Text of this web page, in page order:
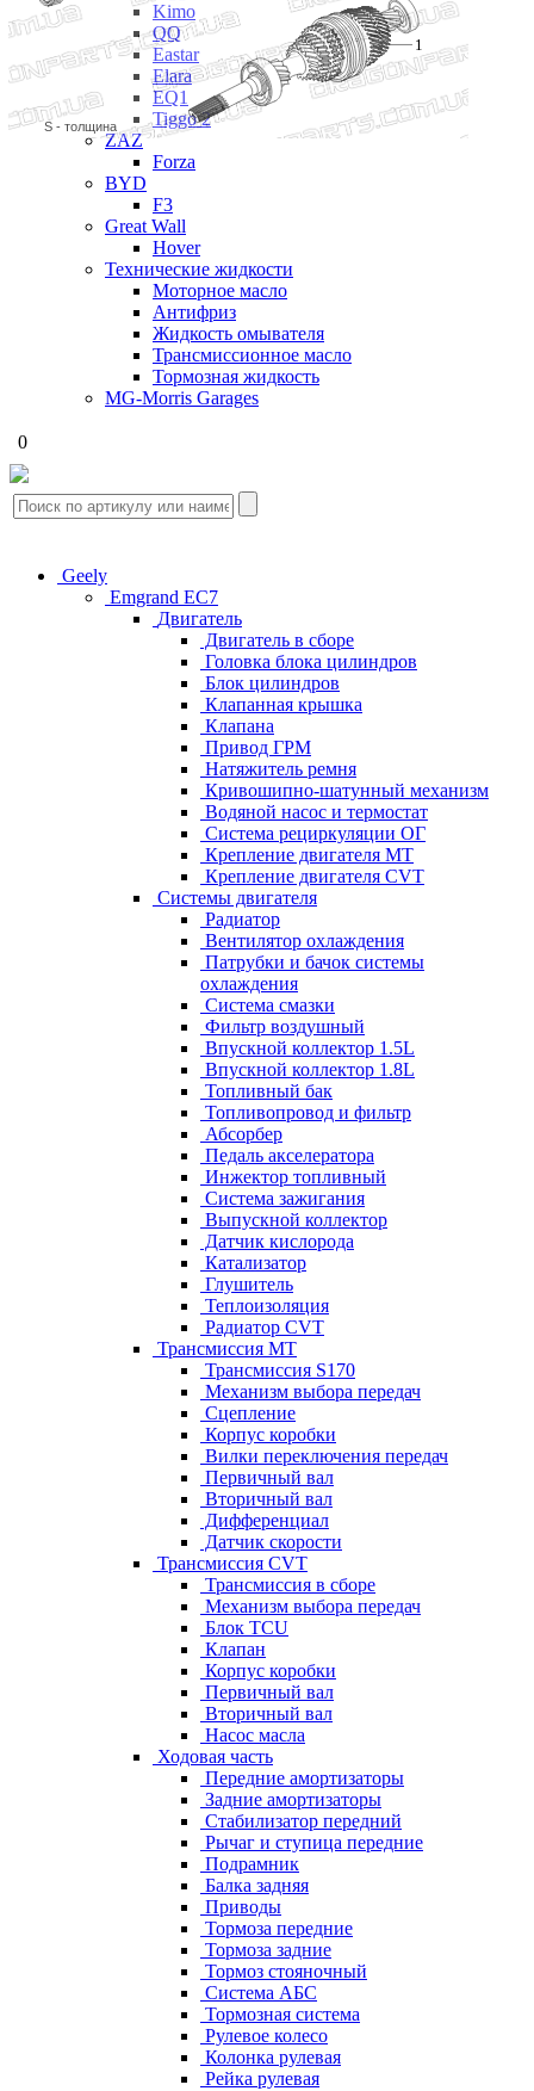
Kimo
QQ
Eastar
Elara
EQ1
Tiggo 2
ZAZ
Forza
BYD
F3
Great Wall
Hover
Технические жидкости
Моторное масло
Антифриз
Жидкость омывателя
Трансмиссионное масло
Тормозная жидкость
MG-Morris Garages
0
Geely
Emgrand EC7
Двигатель
Двигатель в сборе
Головка блока цилиндров
Блок цилиндров
Клапанная крышка
Клапана
Привод ГРМ
Натяжитель ремня
Кривошипно-шатунный механизм
Водяной насос и термостат
Система рециркуляции ОГ
Крепление двигателя MT
Крепление двигателя CVT
Системы двигателя
Радиатор
Вентилятор охлаждения
Патрубки и бачок системы
охлаждения
Система смазки
Фильтр воздушный
Впускной коллектор 1.5L
Впускной коллектор 1.8L
Топливный бак
Топливопровод и фильтр
Абсорбер
Педаль акселератора
Инжектор топливный
Система зажигания
Выпускной коллектор
Датчик кислорода
Катализатор
Глушитель
Теплоизоляция
Радиатор CVT
Трансмиссия MT
Трансмиссия S170
Механизм выбора передач
Сцепление
Корпус коробки
Вилки переключения передач
Первичный вал
Вторичный вал
Дифференциал
Датчик скорости
Трансмиссия CVT
Трансмиссия в сборе
Механизм выбора передач
Блок TCU
Клапан
Корпус коробки
Первичный вал
Вторичный вал
Насос масла
Ходовая часть
Передние амортизаторы
Задние амортизаторы
Стабилизатор передний
Рычаг и ступица передние
Подрамник
Балка задняя
Приводы
Тормоза передние
Тормоза задние
Тормоз стояночный
Система АБС
Тормозная система
Рулевое колесо
Колонка рулевая
Рейка рулевая
S - толщина
1